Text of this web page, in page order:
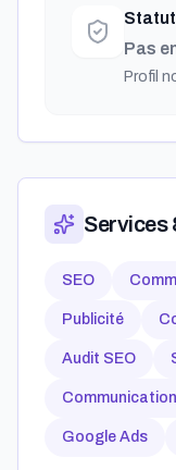
Statut
Pas
Profil
Services
SEO
Publicité
Audit SEO
Google Ads